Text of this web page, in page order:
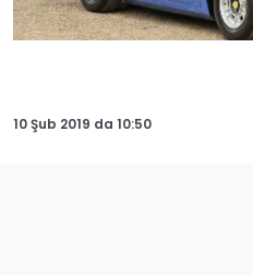
10 Şub 2019 da 10:50